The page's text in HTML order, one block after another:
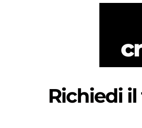
Richiedi